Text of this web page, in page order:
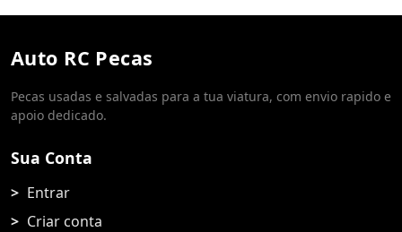
Auto RC Pecas
Pecas usadas e salvadas para a tua viatura, com envio rapido e
apoio dedicado.
Sua Conta
Entrar
Criar conta